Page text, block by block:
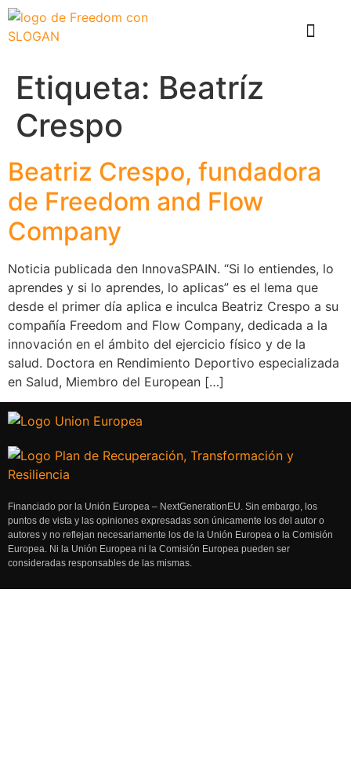
Etiqueta: Beatríz
Crespo
Beatriz Crespo, fundadora
de Freedom and Flow
Company
Noticia publicada den InnovaSPAIN. “Si lo entiendes, lo
aprendes y si lo aprendes, lo aplicas” es el lema que
desde el primer día aplica e inculca Beatriz Crespo a su
compañía Freedom and Flow Company, dedicada a la
innovación en el ámbito del ejercicio físico y de la
salud. Doctora en Rendimiento Deportivo especializada
en Salud, Miembro del European […]
Financiado por la Unión Europea – NextGenerationEU. Sin embargo, los
puntos de vista y las opiniones expresadas son únicamente los del autor o
autores y no reflejan necesariamente los de la Unión Europea o la Comisión
Europea. Ni la Unión Europea ni la Comisión Europea pueden ser
consideradas responsables de las mismas.